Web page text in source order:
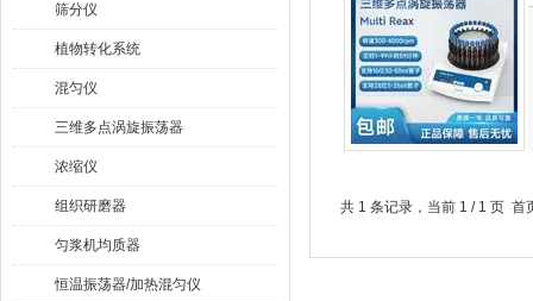
筛分仪
植物转化系统
混匀仪
三维多点涡旋振荡器
浓缩仪
组织研磨器
匀浆机均质器
恒温振荡器/加热混匀仪
共 1 条记录，当前 1 / 1 页